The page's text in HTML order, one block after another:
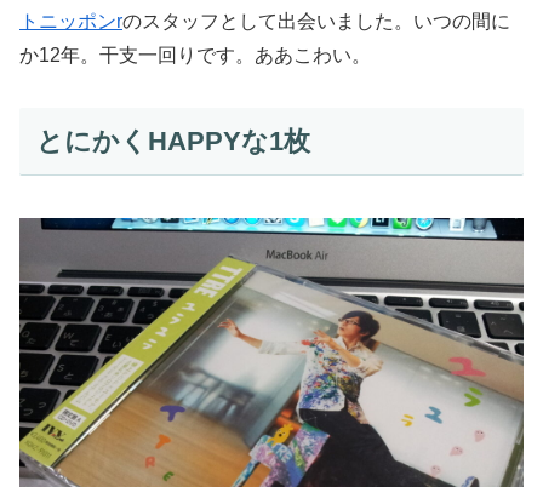
トニッポンrのスタッフとして出会いました。いつの間に
か12年。干支一回りです。ああこわい。
とにかくHAPPYな1枚